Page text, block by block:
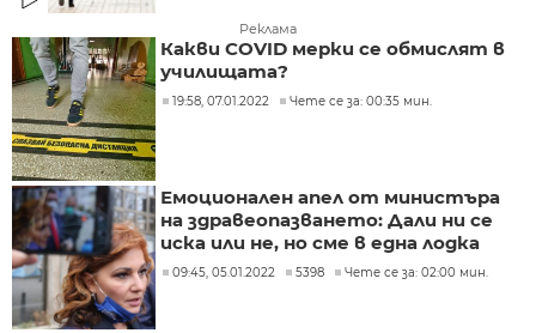
Реклама
Какви COVID мерки се обмислят в
училищата?
19:58, 07.01.2022 Чете се за: 00:35 мин.
Емоционален апел от министъра
на здравеопазването: Дали ни се
иска или не, но сме в една лодка
09:45, 05.01.2022 5398 Чете се за: 02:00 мин.